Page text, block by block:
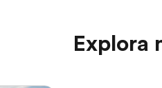
Explora